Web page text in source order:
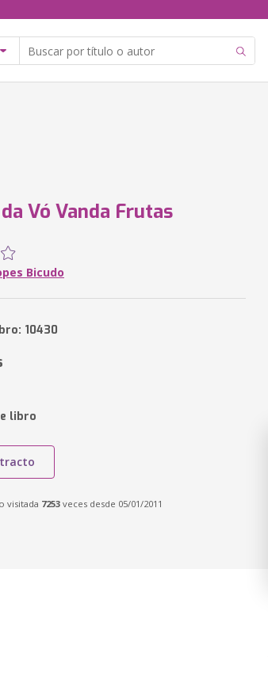
Vó Vanda Frutas
Bicudo
10430
libro
visitada 7253 veces desde 05/01/2011